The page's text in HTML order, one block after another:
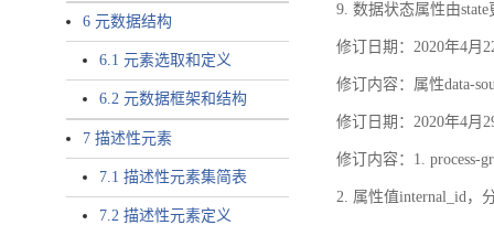
6 元数据结构
6.1 元素选取和定义
6.2 元数据框架和结构
7 描述性元素
7.1 描述性元素集简表
7.2 描述性元素定义
9. 数据状态属性由state
修订日期：2020年4月
修订内容：属性data-
修订日期：2020年4月
修订内容：1. process-
2. 属性值internal_id，